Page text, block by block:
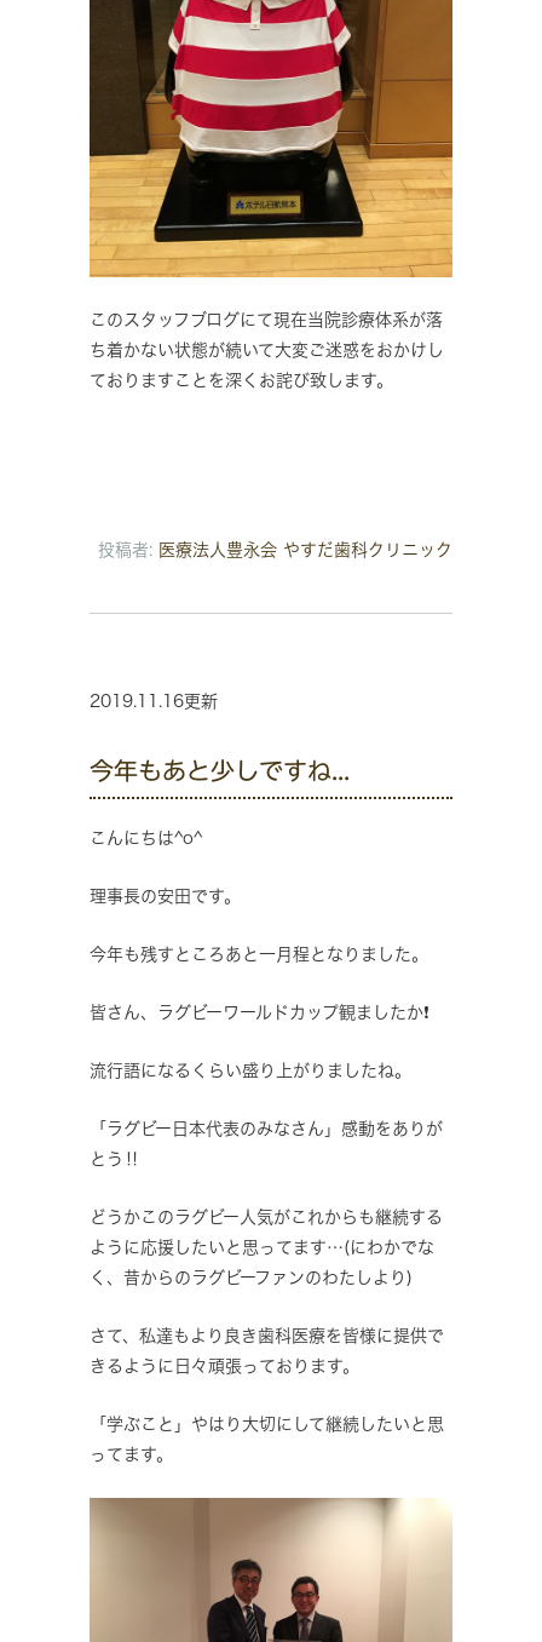
このスタッフブログにて現在当院診療体系が落
ち着かない状態が続いて大変ご迷惑をおかけし
ておりますことを深くお詫び致します。
投稿者: 医療法人豊永会 やすだ歯科クリニック
2019.11.16更新
今年もあと少しですね...
こんにちは^o^
理事長の安田です。
今年も残すところあと一月程となりました。
皆さん、ラグビーワールドカップ観ましたか❗️
流行語になるくらい盛り上がりましたね。
「ラグビー日本代表のみなさん」感動をありが
とう‼️
どうかこのラグビー人気がこれからも継続する
ように応援したいと思ってます…(にわかでな
く、昔からのラグビーファンのわたしより)
さて、私達もより良き歯科医療を皆様に提供で
きるように日々頑張っております。
「学ぶこと」やはり大切にして継続したいと思
ってます。